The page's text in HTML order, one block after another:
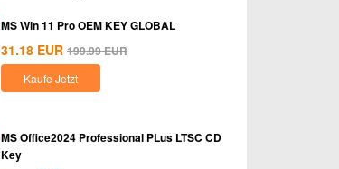
MS Win 11 Pro OEM KEY GLOBAL
31.18 EUR 199.99EUR
Kaufe Jetzt
MS Office2024 Professional PLus LTSC CD
Key